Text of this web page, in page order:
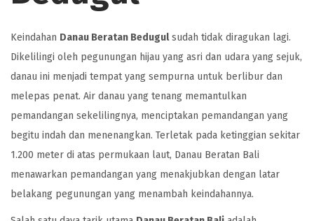
Keindahan Danau Beratan Bedugulsudah tidak diragukan lagi.
Dikelilingi oleh pegunungan hijau yang asri dan udara yang sejuk,
danau ini menjadi tempat yang sempurna untuk berlibur dan
melepas penat. Air danau yang tenang memantulkan
pemandangan sekelilingnya, menciptakan pemandangan yang
begitu indah dan menenangkan. Terletak pada ketinggian sekitar
1.200 meter di atas permukaan laut, Danau Beratan Bali
menawarkan pemandangan yang menakjubkan dengan latar
belakang pegunungan yang menambah keindahannya.